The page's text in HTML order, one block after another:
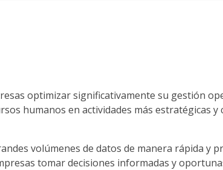
optimizar significativamente su gestión
humanos en actividades más estratégicas y
volúmenes de datos de manera rápida y
tomar decisiones informadas y